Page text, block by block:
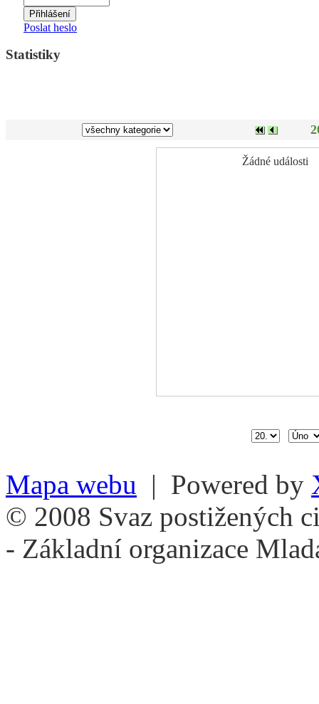
Poslat heslo
Statistiky
Žádné události
Mapa webu | Powered by
© 2008 Svaz postižených
- Základní organizace